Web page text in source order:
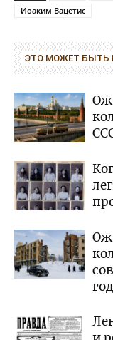
Иоаким Вацетис
ЭТО МОЖЕТ БЫТЬ